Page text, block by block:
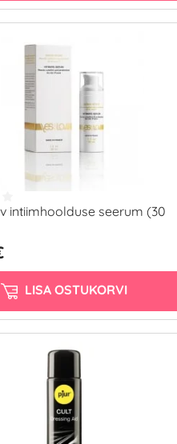
intiimhoolduse seerum (30
LISA OSTUKORVI